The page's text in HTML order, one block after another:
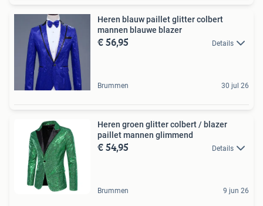
Heren blauw paillet glitter colbert
mannen blauwe blazer
€ 56,95 Details
Brummen 30 jul 26
Heren groen glitter colbert / blazer
paillet mannen glimmend
€ 54,95 Details
Brummen 9 jun 26